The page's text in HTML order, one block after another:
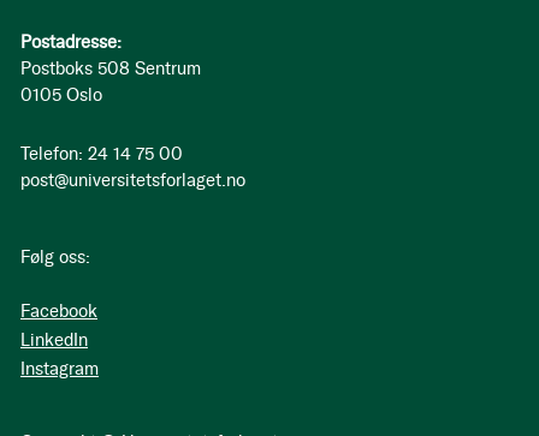
Postadresse:
Postboks 508 Sentrum
0105 Oslo
Telefon: 24 14 75 00
post@universitetsforlaget.no
Følg oss:
Facebook
LinkedIn
Instagram